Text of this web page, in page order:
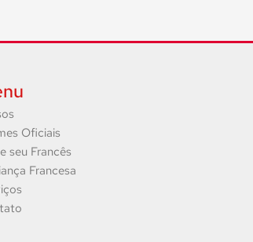
Oficiais
seu Francês
Francesa